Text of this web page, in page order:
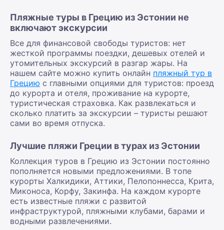
Пляжные туры в Грецию из Эстонии не
включают экскурсии
Все для финансовой свободы туристов: нет
жесткой программы поездки, дешевых отелей и
утомительных экскурсий в разгар жары. На
нашем сайте можно купить онлайн пляжный тур в
Грецию с главными опциями для туристов: проезд
до курорта и отеля, проживание на курорте,
туристическая страховка. Как развлекаться и
сколько платить за экскурсии – туристы решают
сами во время отпуска.
Лучшие пляжи Греции в турах из Эстонии
Коллекция туров в Грецию из Эстонии постоянно
пополняется новыми предложениями. В топе
курорты Халкидики, Аттики, Пелопоннесса, Крита,
Миконоса, Корфу, Закинфа. На каждом курорте
есть известные пляжи с развитой
инфраструктурой, пляжными клубами, барами и
водными развлечениями.